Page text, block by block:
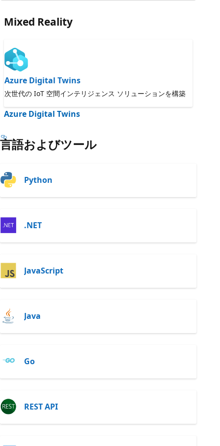
Mixed Reality
Azure Digital Twins
次世代の IoT 空間インテリジェンス ソリューションを構築
Azure Digital Twins
言語およびツール
Python
.NET
JavaScript
Java
Go
REST API